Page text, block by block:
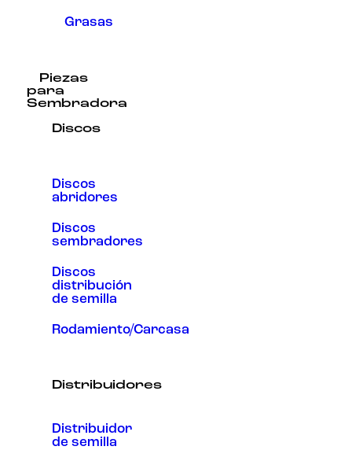
Grasas
Piezas
para
Sembradora
Discos
Discos
abridores
Discos
sembradores
Discos
distribución
de semilla
Rodamiento/Carcasa
Distribuidores
Distribuidor
de semilla